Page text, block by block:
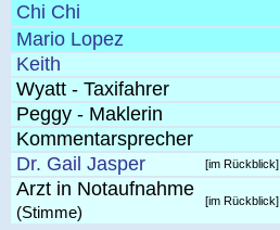
Chi Chi
Mario Lopez
Keith
Wyatt - Taxifahrer
Peggy - Maklerin
Kommentarsprecher
Dr. Gail Jasper
[im Rückblick]
Arzt in Notaufnahme
(Stimme)
[im Rückblick]